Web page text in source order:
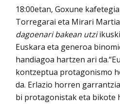
18:00etan, Goxune
Torregarai eta Mirari
dagoenari bakean utzi
Euskara eta generoa
handiagoa hartzen ari
kontzeptua protagonismo
da. Erlazio horren
bi protagonistak eta